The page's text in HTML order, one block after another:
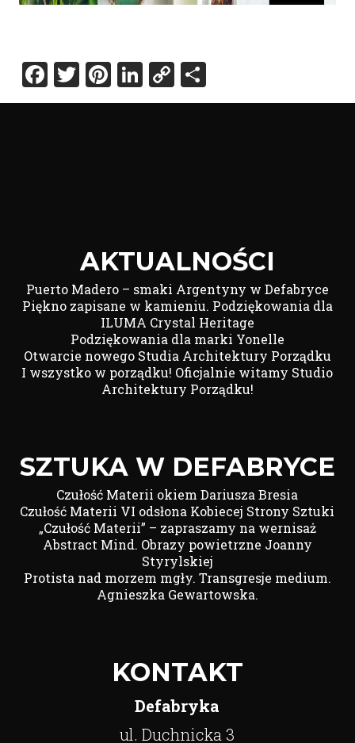
Facebook
Twitter
Pinterest
LinkedIn
Copy
Link
Share
AKTUALNOŚCI
Puerto Madero – smaki Argentyny w Defabryce
Piękno zapisane w kamieniu. Podziękowania dla
ILUMA Crystal Heritage
Podziękowania dla marki Yonelle
Otwarcie nowego Studia Architektury Porządku
I wszystko w porządku! Oficjalnie witamy Studio
Architektury Porządku!
SZTUKA W DEFABRYCE
Czułość Materii okiem Dariusza Bresia
Czułość Materii VI odsłona Kobiecej Strony Sztuki
„Czułość Materii” – zapraszamy na wernisaż
Abstract Mind. Obrazy powietrzne Joanny
Styrylskiej
Protista nad morzem mgły. Transgresje medium.
Agnieszka Gewartowska.
KONTAKT
Defabryka
ul. Duchnicka 3